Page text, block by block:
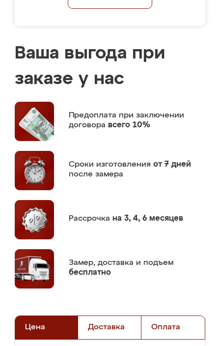
Ваша выгода при
заказе у нас
Предоплата при заключении
договора всего 10%
Сроки изготовления от 7 дней
после замера
Рассрочка на 3, 4, 6 месяцев
Замер, доставка и подъем
бесплатно
Цена Доставка Оплата